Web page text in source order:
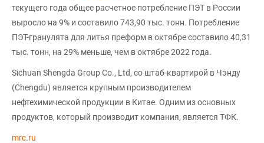
текущего года общее расчетное потребление ПЭТ в России
выросло на 9% и составило 743,90 тыс. тонн. Потребление
ПЭТ-гранулята для литья преформ в октябре составило 40,31
тыс. тонн, на 29% меньше, чем в октябре 2022 года.
Sichuan Shengda Group Co., Ltd, со штаб-квартирой в Чэнду
(Chengdu) является крупным производителем
нефтехимической продукции в Китае. Одним из основных
продуктов, который производит компания, является ТФК.
mrc.ru